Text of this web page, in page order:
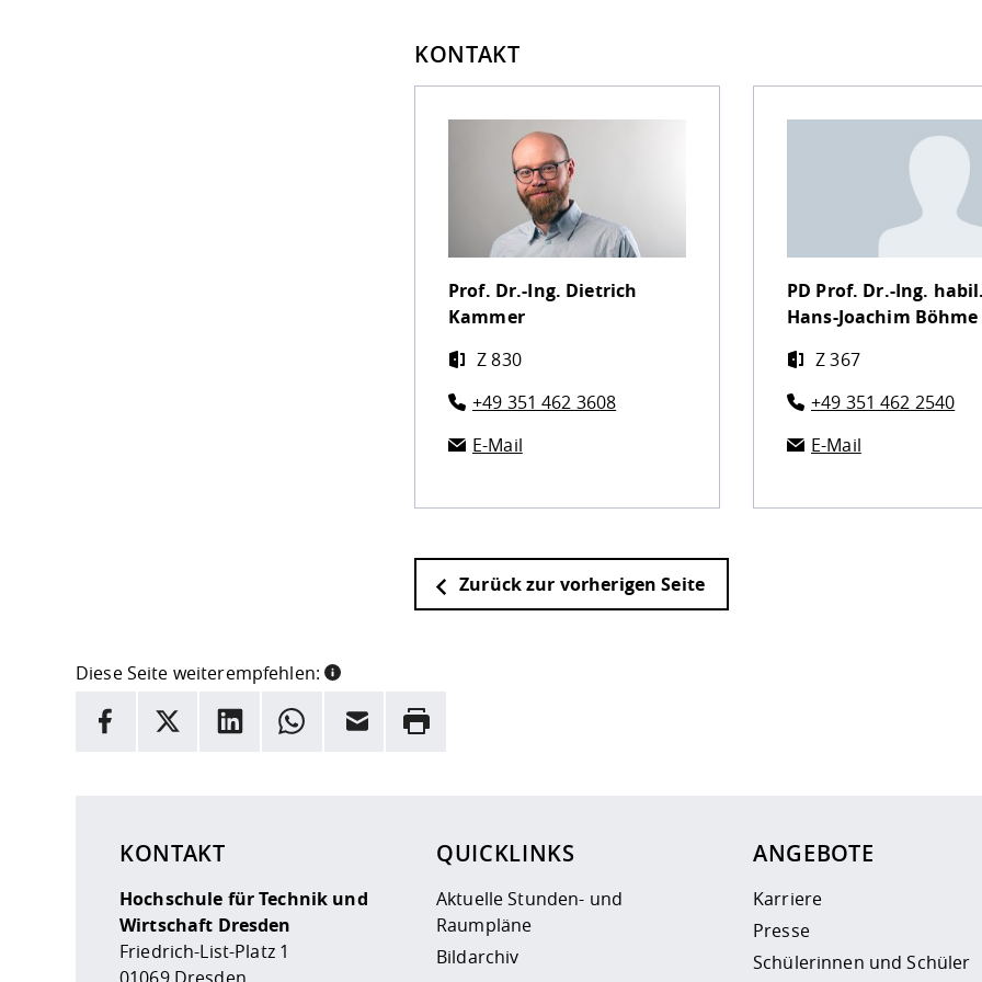
KONTAKT
Prof. Dr.-Ing. Dietrich
Kammer
Z 830
+49 351 462 3608
E-Mail
PD Prof. Dr.-Ing.
Hans-Joachim Böhme
Z 367
+49 351 462 2540
E-Mail
Zurück zur vorherigen Seite
Diese Seite weiterempfehlen:
INFORMATION
Facebook
X LinkedInWhatsappE-Mail Drucken
KONTAKT
Hochschule für Technik und
Wirtschaft Dresden
Friedrich-List-Platz 1
QUICKLINKS
Aktuelle Stunden- und
Raumpläne
Bildarchiv
ANGEBOTE
Karriere
Presse
Schülerinnen und Schüler